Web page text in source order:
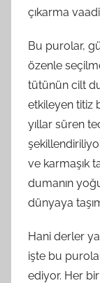
çıkarma
Bu purolar,
özenle
tütünün cilt
etkileyen titiz
yıllar süren
ve karmaşık
dumanın
dünyaya
Hani derler
işte bu
ediyor. Her